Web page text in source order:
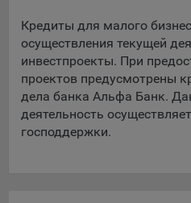
Компании, которым мы
Яндекса рекламная сеть
сервис показа контекстной
Europe AG, Werftestrasse 4,
предоставляемый
Кредиты для малого
осуществления текущей
инвестпроекты. При
проектов предусмотрены
дела банка Альфа Банк.
деятельность
господдержки.